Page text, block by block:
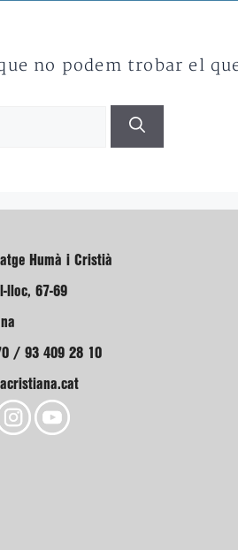
no podem trobar el
Humà i Cristià
lloc, 67-69
/ 93 409 28 10